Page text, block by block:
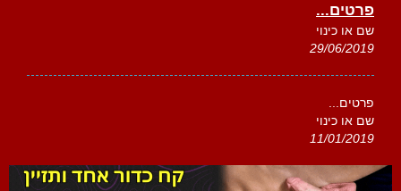
פרטים...
שם או כינוי
29/06/2019
פרטים...
שם או כינוי
11/01/2019